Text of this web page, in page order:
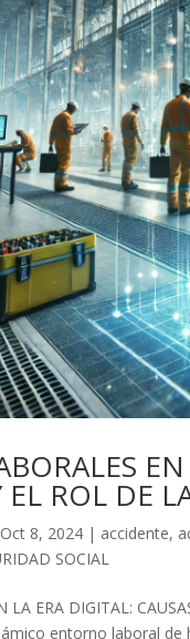
EL ROL DE
Oct 8, 2024 | accidente,
SOCIAL
LA ERA DIGITAL:
entorno laboral